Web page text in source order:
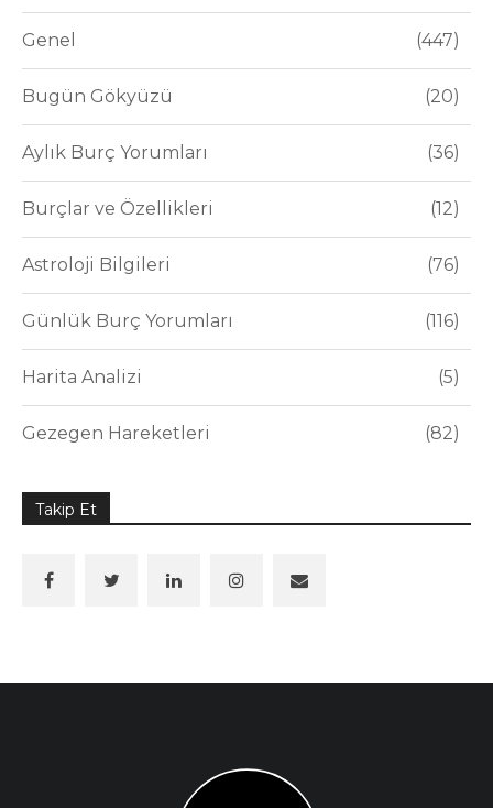
Genel 447
Bugün Gökyüzü 20
Aylık Burç Yorumları 36
Burçlar ve Özellikleri 12
Astroloji Bilgileri 76
Günlük Burç Yorumları 116
Harita Analizi 5
Gezegen Hareketleri 82
Takip Et